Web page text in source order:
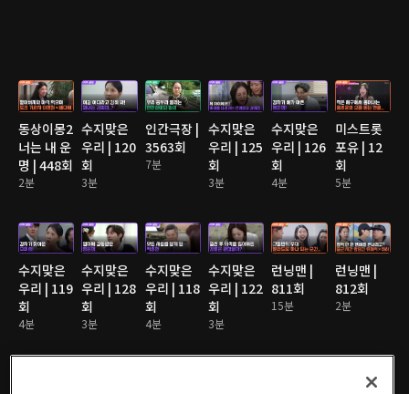
동상이몽2
너는 내 운
명 | 448회
2분
수지맞은
우리 | 120
회
3분
인간극장 |
3563회
7분
수지맞은
우리 | 125
회
3분
수지맞은
우리 | 126
회
4분
미스트롯
포유 | 12
회
5분
수지맞은
우리 | 119
회
4분
수지맞은
우리 | 128
회
3분
수지맞은
우리 | 118
회
4분
수지맞은
우리 | 122
회
3분
런닝맨 |
811회
15분
런닝맨 |
812회
2분